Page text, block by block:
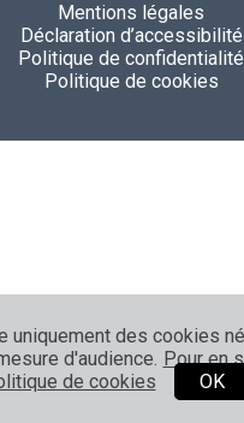
Mentions légales
Déclaration d’accessibilité
Politique de confidentialité
Politique de cookies
uniquement des cookies
d'audience. Pour en
de cookies
OK